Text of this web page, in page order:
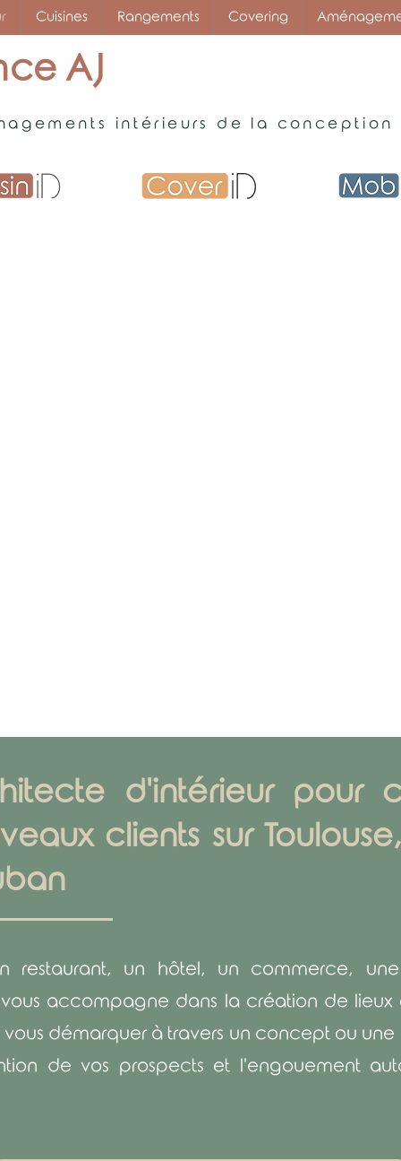
Cuisines Rangements Covering
AJ
intérieurs de la conception
d'intérieur pour
clients sur
restaurant, un hôtel, un commerce, une
vous accompagne dans la création de lieux
vous démarquer à travers un concept ou
de vos prospects et l'engouement